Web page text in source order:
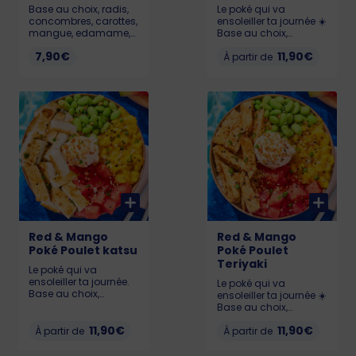
Base au choix, radis,
concombres, carottes,
mangue, edamame,
une boule gourmande
savoureux, il doit être
consommé dans
l’heure suivant l’achat.
Allergènes : Soja,
sésame, gluten.
7,90€
Le poké qui va
ensoleiller ta journée ☀️
Base au choix,
de mangue 🥭,
Allergènes : Lait,
sésame, gluten, soja
KCAL : LIL : 567 - MED :
695 - BIG : 928
À partir de 11,90€
Red & Mango
Poké Poulet katsu
Le poké qui va
ensoleiller ta journée.
Base au choix,
Cream Cheese et Le
poké qui va ensoleiller
À partir de 11,90€
Red & Mango
Poké Poulet
Teriyaki
Le poké qui va
ensoleiller ta journée ☀️
Base au choix,
de mangue 🥭,
À partir de 11,90€